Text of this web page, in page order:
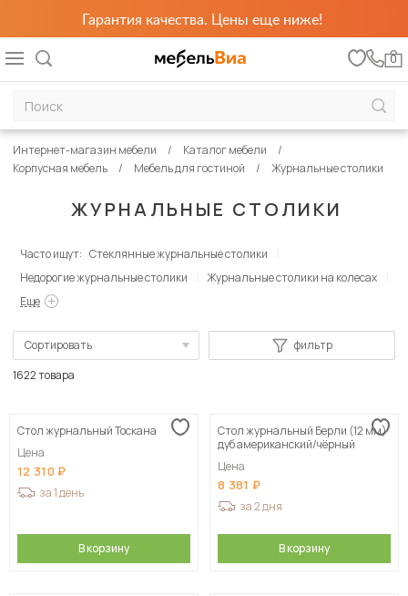
Гарантия качества. Цены еще ниже!
0
ЖУРНАЛЬНЫЕ СТОЛИКИ
Интернет-магазин мебели
Каталог мебели
Корпусная мебель
Мебель для гостиной Журнальные столики
Часто ищут: Стеклянные журнальные столики
Недорогие журнальные столики
Журнальные столики на колесах
Еще
Сортировать
Сначала дорогие
фильтр
1622 товара
Стол журнальный Тоскана
Цена
12 310
за 1 день
В корзину
Стол журнальный Берли (12 мм)
дуб американский/чёрный
Цена
8 381
за 2 дня
В корзину